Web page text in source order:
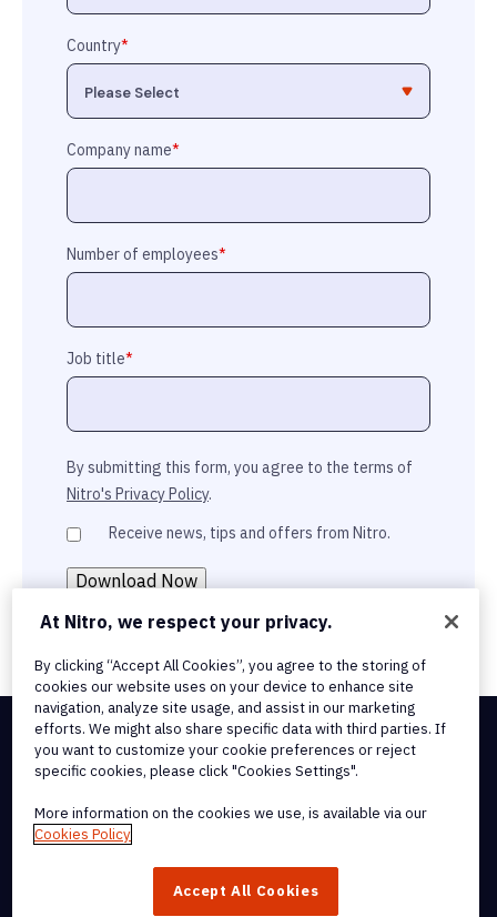
Country*
Company name*
Number of employees*
Job title*
By submitting this form, you agree to the terms of
Nitro's Privacy Policy.
Receive news, tips and offers from Nitro.
Integrations & API Connectivity
Terms of Service
© 2026 Nitro Software, Inc. All rights reserved.
Nitro, the Nitro logo, Nitro Productivity Platform, Nitro PDF Pro, Nitro
At Nitro, we respect your privacy.
By clicking “Accept All Cookies”, you agree to the storing of
cookies our website uses on your device to enhance site
navigation, analyze site usage, and assist in our marketing
efforts. We might also share specific data with third parties. If
you want to customize your cookie preferences or reject
specific cookies, please click "Cookies Settings".
More information on the cookies we use, is available via our
Cookies Policy
Accept All Cookies